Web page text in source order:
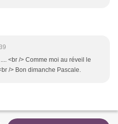
<br /> Comme moi au réveil le
/> Bon dimanche Pascale.